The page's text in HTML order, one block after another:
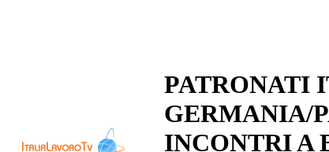
PATRONATI
GERMANIA/
INCONTRI A